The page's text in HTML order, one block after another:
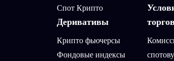
Спот Крипто
Деривативы
Крипто фьючерсы
Фондовые индексы